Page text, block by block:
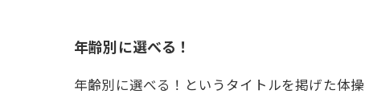
年齢別に選べる！
年齢別に選べる！というタイトルを掲げた体